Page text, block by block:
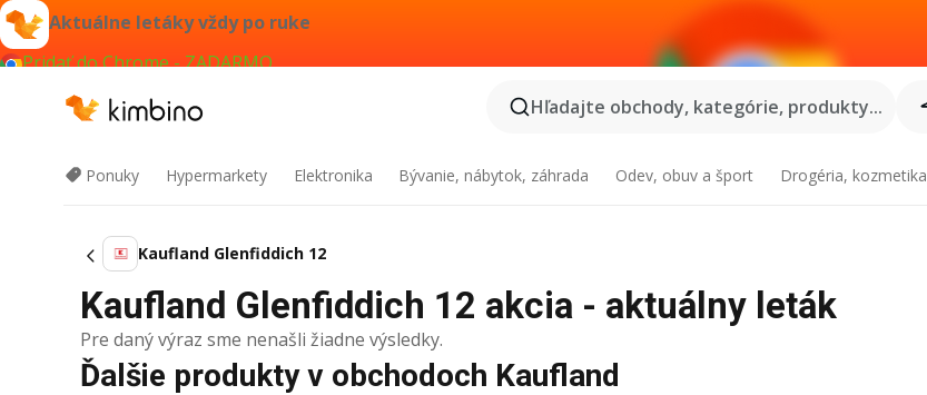
Aktuálne letáky vždy po ruke
Pridať do Chrome - ZADARMO
Hľadajte obchody, kategórie, produkty...
Ponuky Hypermarkety Elektronika Bývanie, nábytok, záhrada Odev, obuv a šport Drogéria, kozmetika
Kaufland Glenfiddich 12
Kaufland Glenfiddich 12 akcia - aktuálny leták
Pre daný výraz sme nenašli žiadne výsledky.
Ďalšie produkty v obchodoch Kaufland